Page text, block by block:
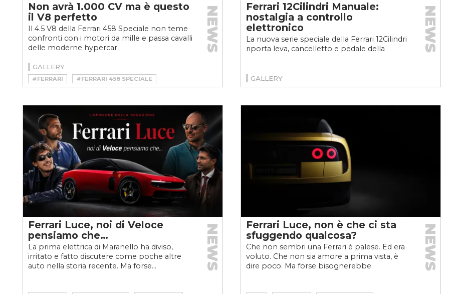
Non avrà 1.000 CV ma è questo
il V8 perfetto
Il 4.5 V8 della Ferrari 458 Speciale non teme
confronti con i motori da mille e passa cavalli
delle moderne hypercar
NEWS
GALLERY
#FERRARI #FERRARI 458 SPECIALE
Ferrari 12Cilindri Manuale:
nostalgia a controllo
elettronico
La nuova serie speciale della Ferrari 12Cilindri
riporta leva, cancelletto e pedale della
NEWS
GALLERY
Ferrari Luce, noi di Veloce
pensiamo che…
La prima elettrica di Maranello ha diviso,
irritato e fatto discutere come poche altre
auto nella storia recente. Ma forse...
NEWS
Ferrari Luce, non è che ci sta
sfuggendo qualcosa?
Che non sembri una Ferrari è palese. Ed era
voluto. Che non sia amore a prima vista, è
dire poco. Ma forse bisognerebbe
NEWS